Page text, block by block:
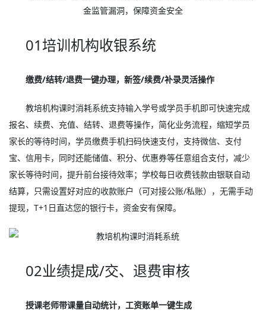
金监管漏洞，保障资金安全
01培训机构收银系统
缴费/结转/退费一键办理，新签/续费/补录灵活操作
教培机构课时消耗系统支持输入学号或学员手机即可快速完成
报名、续费、充值、结转、退费等操作，简化业务流程，缩短学员
家长的等待时间，学员缴费手机扫码快速支付，支持微信、支付
宝、信用卡，同时还能储值、积分、优惠券等任意组合支付，减少
家长等待时间，提升前台接待效率；学校每日收费钱款由银联自动
结算，只需设置好对应的收款账户（可对接公账/私账），无需手动
提现，T+1日直达您的银行卡，资金安有保障。
02业绩提成/交、退费审核
授课老师带课量自动统计，工资账单一键生成